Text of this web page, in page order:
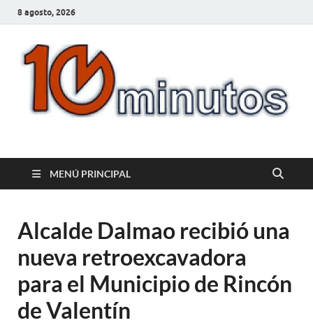
8 agosto, 2026
10minutos.com.uy
MENÚ PRINCIPAL
Alcalde Dalmao recibió una
nueva retroexcavadora
para el Municipio de Rincón
de Valentín